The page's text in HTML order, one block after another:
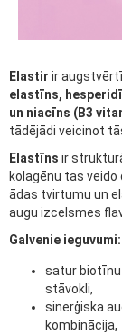
Elastir ir
elastīns,
un niacīns (B3
tādējādi veicinot
Elastīns ir
kolagēnu tas
ādas tvirtumu un
augu izcelsmes
Galvenie ieguvumi:
satur biotīnu
stāvokli,
sinerģiska
kombinācija,